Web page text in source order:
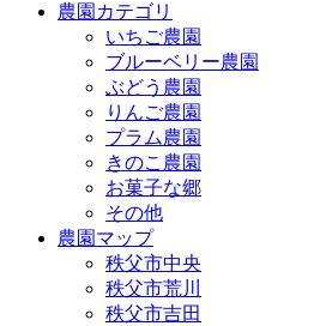
農園カテゴリ
いちご農園
ブルーベリー農園
ぶどう農園
りんご農園
プラム農園
きのこ農園
お菓子な郷
その他
農園マップ
秩父市中央
秩父市荒川
秩父市吉田